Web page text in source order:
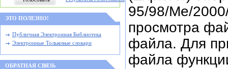
ЭТО ПОЛЕЗНО!
Публичная Электронная Библиотека
Электронные Тольковые словари
ОБРАТНАЯ СВЯЗЬ
95/98/Me/
просмотра
файла. Для
файла